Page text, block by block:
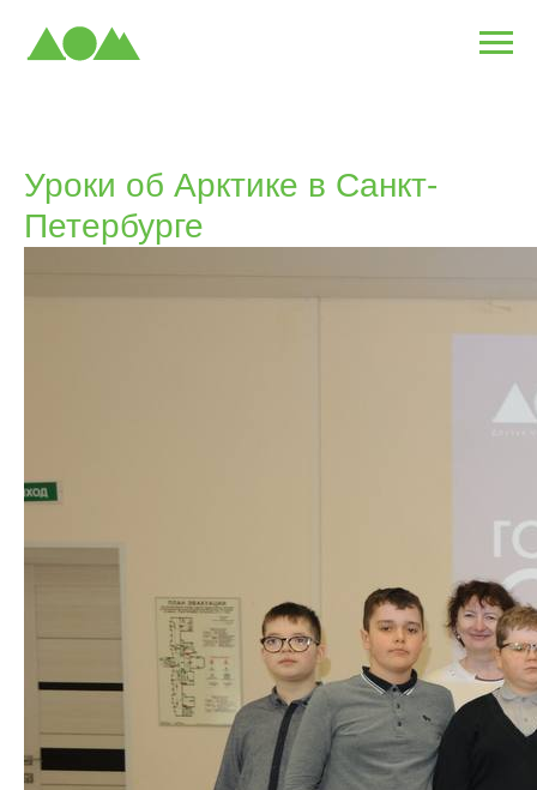
Уроки об Арктике в Санкт-
Петербурге